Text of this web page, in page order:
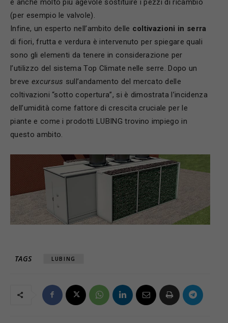
è anche molto più agevole sostituire i pezzi di ricambio
(per esempio le valvole).
Infine, un esperto nell’ambito delle coltivazioni in serra
di fiori, frutta e verdura è intervenuto per spiegare quali
sono gli elementi da tenere in considerazione per
l’utilizzo del sistema Top Climate nelle serre. Dopo un
breve excursus sull’andamento del mercato delle
coltivazioni “sotto copertura”, si è dimostrata l’incidenza
dell’umidità come fattore di crescita cruciale per le
piante e come i prodotti LUBING trovino impiego in
questo ambito.
TAGS LUBING